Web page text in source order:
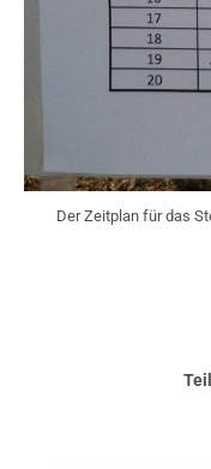
Der Zeitplan für das